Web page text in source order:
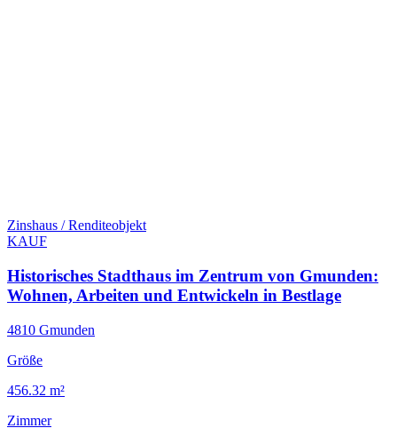
Zinshaus / Renditeobjekt
KAUF
Historisches Stadthaus im Zentrum von Gmunden:
Wohnen, Arbeiten und Entwickeln in Bestlage
4810 Gmunden
Größe
456.32 m²
Zimmer